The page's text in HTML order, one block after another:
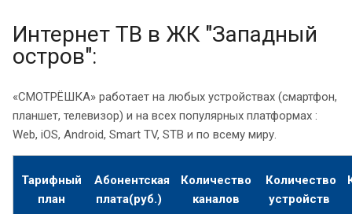
Интернет ТВ в ЖК "Западный
остров":
«СМОТРЁШКА» работает на любых устройствах (смартфон,
планшет, телевизор) и на всех популярных платформах :
Web, iOS, Android, Smart TV, STB и по всему миру.
Тарифный
план
Абонентская
плата(руб.)
Количество
каналов
Количество
устройств